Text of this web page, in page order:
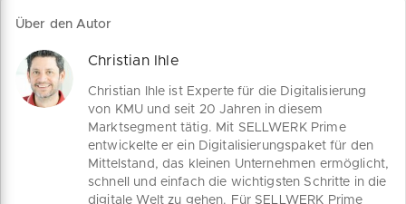
Über den Autor
Christian Ihle
Christian Ihle ist Experte für die Digitalisierung
von KMU und seit 20 Jahren in diesem
Marktsegment tätig. Mit SELLWERK Prime
entwickelte er ein Digitalisierungspaket für den
Mittelstand, das kleinen Unternehmen ermöglicht,
schnell und einfach die wichtigsten Schritte in die
digitale Welt zu gehen. Für SELLWERK Prime